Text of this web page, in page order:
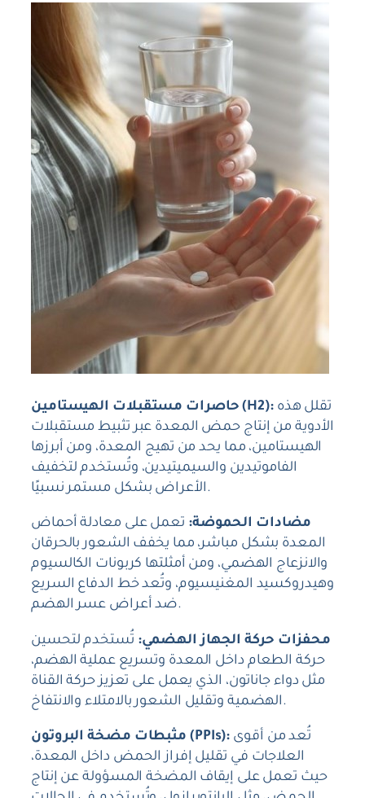
حاصرات مستقبلات الهيستامين (H2): تقلل هذه
الأدوية من إنتاج حمض المعدة عبر تثبيط مستقبلات
الهيستامين، مما يحد من تهيج المعدة، ومن أبرزها
الفاموتيدين والسيميتيدين، وتُستخدم لتخفيف
الأعراض بشكل مستمر نسبيًا.
مضادات الحموضة: تعمل على معادلة أحماض
المعدة بشكل مباشر، مما يخفف الشعور بالحرقان
والانزعاج الهضمي، ومن أمثلتها كربونات الكالسيوم
وهيدروكسيد المغنيسيوم، وتُعد خط الدفاع السريع
ضد أعراض عسر الهضم.
محفزات حركة الجهاز الهضمي: تُستخدم لتحسين
حركة الطعام داخل المعدة وتسريع عملية الهضم،
مثل دواء جاناتون، الذي يعمل على تعزيز حركة القناة
الهضمية وتقليل الشعور بالامتلاء والانتفاخ.
مثبطات مضخة البروتون (PPIs): تُعد من أقوى
العلاجات في تقليل إفراز الحمض داخل المعدة،
حيث تعمل على إيقاف المضخة المسؤولة عن إنتاج